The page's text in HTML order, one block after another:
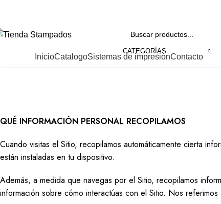
CATEGORÍAS
InicioCatalogoSistemas de impresiónContacto
QUÉ INFORMACIÓN PERSONAL RECOPILAMOS
Cuando visitas el Sitio, recopilamos automáticamente cierta
están instaladas en tu dispositivo.
Además, a medida que navegas por el Sitio, recopilamos
información sobre cómo interactúas con el Sitio. Nos